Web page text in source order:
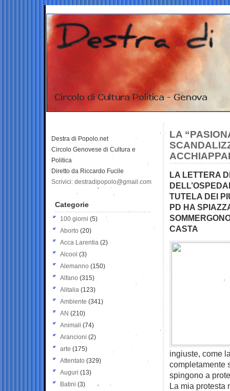
LA
LA LETTERA
TUTELA DEI
PD HA
CASTA
ingiuste, come
completamente
spingono a
La mia protesta
Destra di Popolo.net
Circolo Genovese di Cultura e
Politica
Diretto da Riccardo Fucile
Scrivici: destradipopolo@gmail.com
Categorie
100 giorni (5)
Aborto (20)
Acca Larentia (2)
Alcool (3)
Alemanno (150)
Alfano (315)
Alitalia (123)
Ambiente (341)
AN (210)
Animali (74)
Arancioni (2)
arte (175)
Attentato (329)
Auguri (13)
Batini (3)